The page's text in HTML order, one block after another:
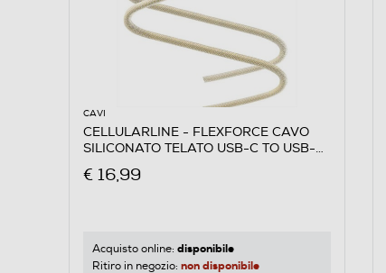
CAVI
CELLULARLINE - FLEXFORCE CAVO
SILICONATO TELATO USB-C TO USB-C-
€ 16,99
Acquisto online: disponibile
Ritiro in negozio: non disponibile